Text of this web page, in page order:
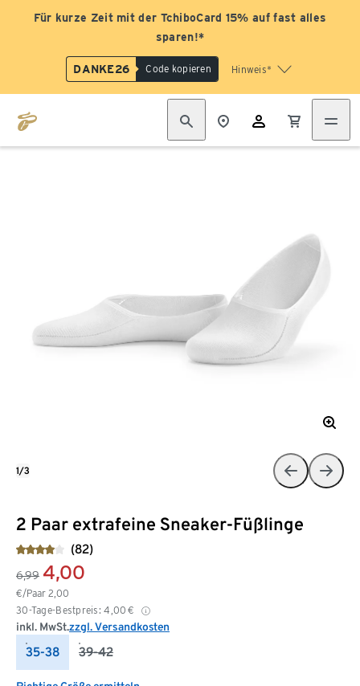
Für kurze Zeit mit der TchiboCard 15% auf fast alles
sparen!*
DANKE26 Code kopieren Hinweis*
2 Paar extrafeine Sneaker-Füßlinge
(82)
6,99 4,00
€/Paar 2,00
30-Tage-Bestpreis: 4,00 €
inkl. MwSt.zzgl. Versandkosten
35-38 39-42
1/3